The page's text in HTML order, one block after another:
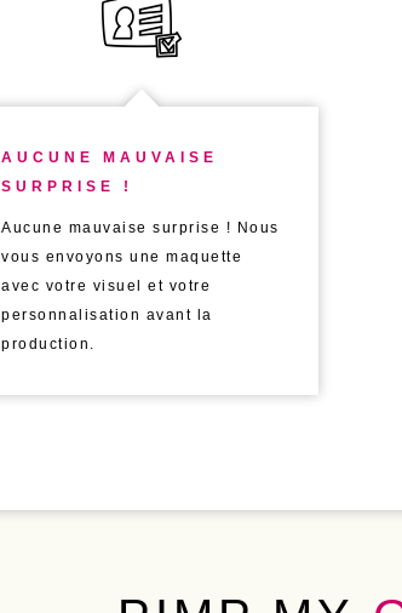
AUCUNE MAUVAISE
SURPRISE !
Aucune mauvaise surprise ! Nous
vous envoyons une maquette
avec votre visuel et votre
personnalisation avant la
production.